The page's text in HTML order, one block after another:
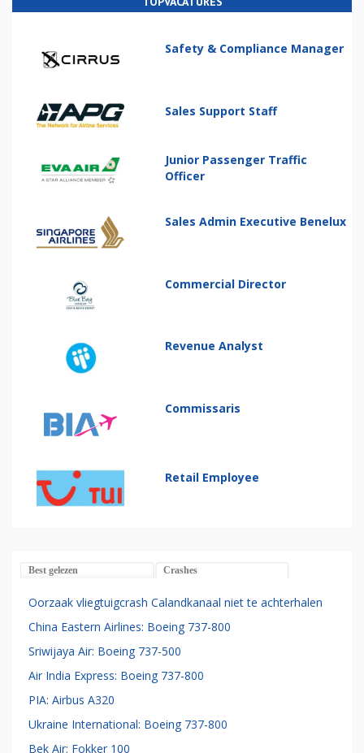
Safety & Compliance Manager
Sales Support Staff
Junior Passenger Traffic
Officer
Sales Admin Executive Benelux
Commercial Director
Revenue Analyst
Commissaris
Retail Employee
Best gelezen Crashes
Oorzaak vliegtuigcrash Calandkanaal niet te achterhalen
China Eastern Airlines: Boeing 737-800
Sriwijaya Air: Boeing 737-500
Air India Express: Boeing 737-800
PIA: Airbus A320
Ukraine International: Boeing 737-800
Bek Air: Fokker 100